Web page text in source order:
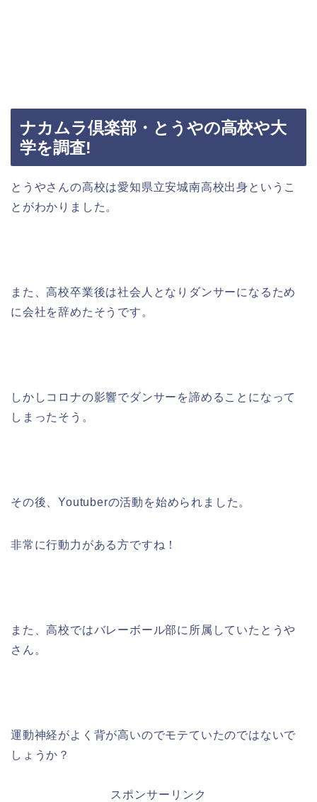
ナカムラ倶楽部・とうやの高校や大
学を調査!
とうやさんの高校は愛知県立安城南高校出身というこ
とがわかりました。
また、高校卒業後は社会人となりダンサーになるため
に会社を辞めたそうです。
しかしコロナの影響でダンサーを諦めることになって
しまったそう。
その後、Youtuberの活動を始められました。
非常に行動力がある方ですね！
また、高校ではバレーボール部に所属していたとうや
さん。
運動神経がよく背が高いのでモテていたのではないで
しょうか？
スポンサーリンク